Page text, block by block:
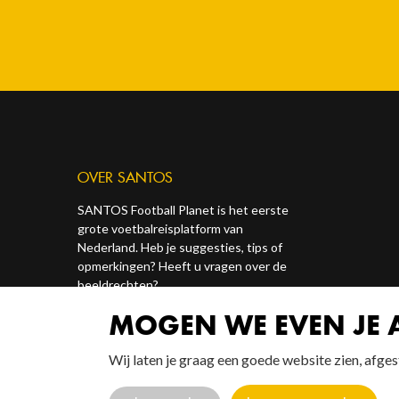
OVER SANTOS
SANTOS Football Planet is het eerste
grote voetbalreisplatform van
Nederland. Heb je suggesties, tips of
opmerkingen? Heeft u vragen over de
beeldrechten?
Contact ons via onze socials of via
redactie@santosonline.nl
MOGEN WE EVEN JE
Wij laten je graag een goede website zien,